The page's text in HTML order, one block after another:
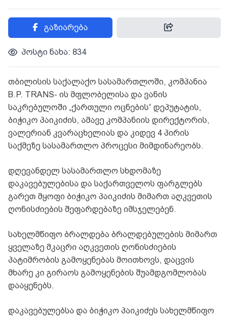
გაზიარება
პოსტი ნახა: 834
თბილისის საქალაქო სასამართლოში, კომპანია
B.P. TRANS- ის მფლობელისა და ვანის
საკრებულოში „ქართული ოცნების“ დეპუტატის,
ბიჭიკო პაიკიძის, ამავე კომპანიის დირექტორის,
ვალერიან კვარაცხელიას და კიდევ 4 პირის
საქმეზე სასამართლო პროცესი მიმდინარეობს.
დღევანდელ სასამართლო სხდომაზე
დაკავებულებისა და საქართველოს ფარგლებს
გარეთ მყოფი ბიჭიკო პაიკიძის მიმართ აღკვეთის
ღონისძიების შეფარდებაზე იმსჯელებენ.
სახელმწიფო ბრალდება ბრალდებულების მიმართ
ყველაზე მკაცრი აღკვეთის ღონისძიების
პატიმრობის გამოყენებას მოითხოვს, დაცვის
მხარე კი გირაოს გამოყენების შუამდგომლობას
დააყენებს.
დაკავებულებსა და ბიჭიკო პაიკიძეს სახელმწიფო